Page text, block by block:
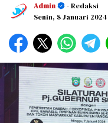
Admin
- Redaksi
Senin, 8 Januari 2024